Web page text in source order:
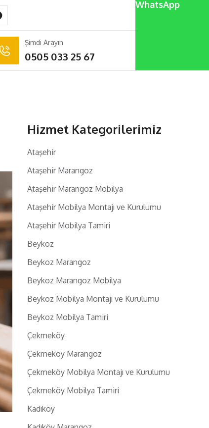
Şimdi Arayın
0505 033 25 67
WhatsApp
Hizmet Kategorilerimiz
Ataşehir
Ataşehir Marangoz
Ataşehir Marangoz Mobilya
Ataşehir Mobilya Montajı ve Kurulumu
Ataşehir Mobilya Tamiri
Beykoz
Beykoz Marangoz
Beykoz Marangoz Mobilya
Beykoz Mobilya Montajı ve Kurulumu
Beykoz Mobilya Tamiri
Çekmeköy
Çekmeköy Marangoz
Çekmeköy Mobilya Montajı ve Kurulumu
Çekmeköy Mobilya Tamiri
Kadıköy